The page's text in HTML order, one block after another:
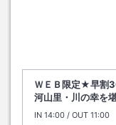
います。 大変細い道で
ＷＥＢ限定★早割
河山里・川の幸を
IN チェックイン
14:00 / OUT チェッ
11:00